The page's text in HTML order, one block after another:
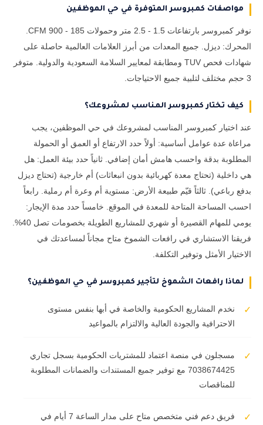
مواصفات كمبروسر المتوفرة في حي الموظفين
المحرك: ديزل. جميع المعدات من أبرز العلامات العالمية حاصلة على
شهادات فحص TUV ومطابقة لمعايير السلامة السعودية والدولية. متوفر
3 حجم مختلف لتلبية جميع الاحتياجات.
كيف تختار كمبروسر المناسب لمشروعك؟
عند اختيار كمبروسر المناسب لمشروعك في حي الموظفين، يجب
مراعاة عدة عوامل أساسية: أولاً حدد الارتفاع أو العمق أو الحمولة
المطلوبة بدقة واحسب هامش أمان إضافي. ثانياً حدد بيئة العمل: هل
هي داخلية (تحتاج معدة كهربائية بدون انبعاثات) أم خارجية (تحتاج ديزل
بدفع رباعي). ثالثاً قيّم طبيعة الأرض: مستوية أم وعرة أم رملية. رابعاً
احسب المساحة المتاحة للمعدة في الموقع. خامساً حدد مدة الإيجار:
يومي للمهام القصيرة أو شهري للمشاريع الطويلة بخصومات تصل 40%.
فريقنا الاستشاري في رافعات الشموخ متاح مجاناً لمساعدتك في
الاختيار الأمثل وتوفير التكلفة.
لماذا رافعات الشموخ لتأجير كمبروسر في حي الموظفين؟
✓
نخدم المشاريع الحكومية والخاصة في أبها بنفس مستوى
الاحترافية والجودة العالية والالتزام بالمواعيد
✓
مسجلون في منصة اعتماد للمشتريات الحكومية بسجل تجاري
7038674425 مع توفير جميع المستندات والضمانات المطلوبة
للمناقصات
✓
فريق دعم فني متخصص متاح على مدار الساعة 7 أيام في